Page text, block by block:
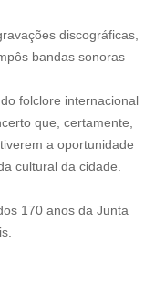
discográficas,
bandas sonoras
folclore internacional
que, certamente,
a oportunidade
cultural da cidade.
170 anos da Junta